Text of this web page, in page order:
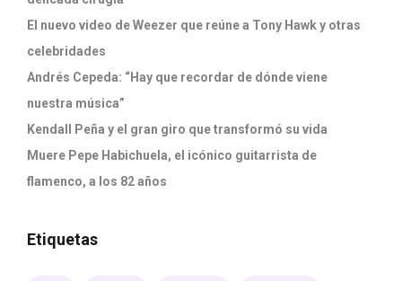
El nuevo video de Weezer que reúne a Tony Hawk y otras
celebridades
Andrés Cepeda: “Hay que recordar de dónde viene
nuestra música”
Kendall Peña y el gran giro que transformó su vida
Muere Pepe Habichuela, el icónico guitarrista de
flamenco, a los 82 años
Etiquetas